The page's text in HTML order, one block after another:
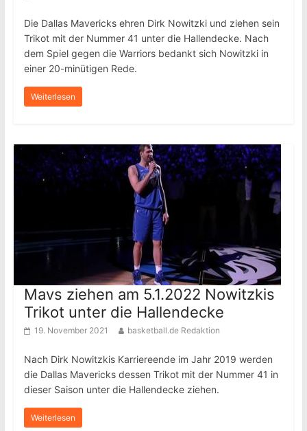
Die Dallas Mavericks ehren Dirk Nowitzki und ziehen sein
Trikot mit der Nummer 41 unter die Hallendecke. Nach
dem Spiel gegen die Warriors bedankt sich Nowitzki in
einer 20-minütigen Rede.
Weiterlesen
Mavs ziehen am 5.1.2022 Nowitzkis
Trikot unter die Hallendecke
19. November 2021 basketball.de Redaktion
Nach Dirk Nowitzkis Karriereende im Jahr 2019 werden
die Dallas Mavericks dessen Trikot mit der Nummer 41 in
dieser Saison unter die Hallendecke ziehen.
Weiterlesen